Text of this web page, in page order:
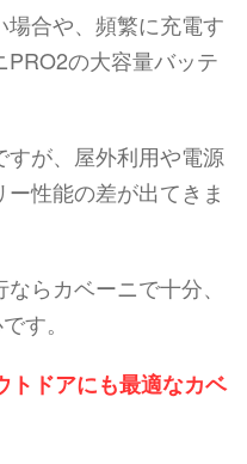
合や、頻繁に充電す
の大容量バッテ
が、屋外利用や電源
性能の差が出てきま
らカベーニで十分、
す。
ドアにも最適なカベ